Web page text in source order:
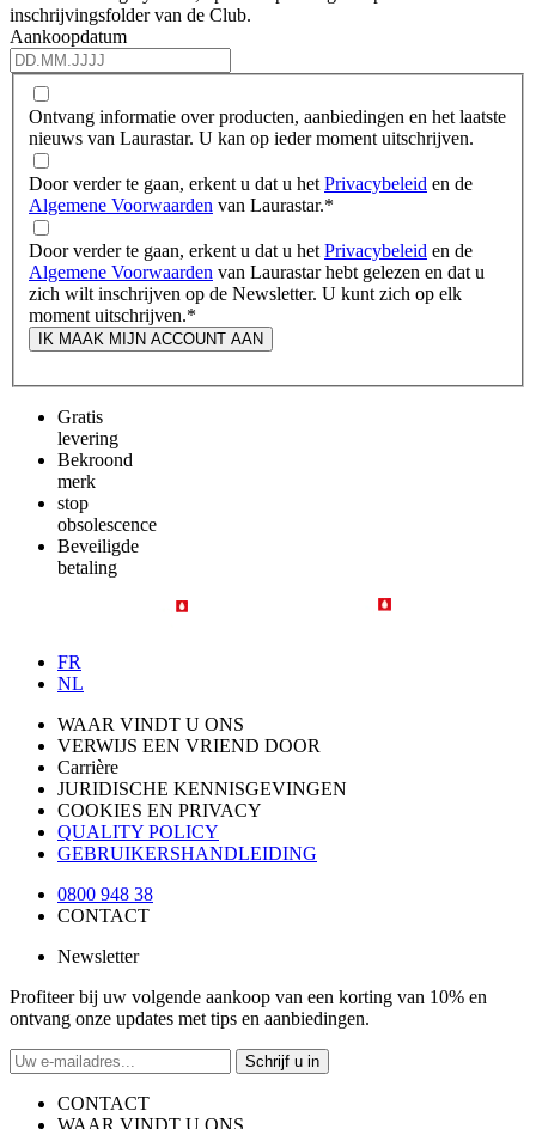
inschrijvingsfolder van de Club.
Aankoopdatum
Ontvang informatie over producten, aanbiedingen en het laatste
nieuws van Laurastar. U kan op ieder moment uitschrijven.
Door verder te gaan, erkent u dat u het Privacybeleid en de
Algemene Voorwaarden van Laurastar.*
Door verder te gaan, erkent u dat u het Privacybeleid en de
Algemene Voorwaarden van Laurastar hebt gelezen en dat u
zich wilt inschrijven op de Newsletter. U kunt zich op elk
moment uitschrijven.*
IK MAAK MIJN ACCOUNT AAN
Gratis
levering
Bekroond
merk
stop
obsolescence
Beveiligde
betaling
FR
NL
WAAR VINDT U ONS
VERWIJS EEN VRIEND DOOR
Carrière
JURIDISCHE KENNISGEVINGEN
COOKIES EN PRIVACY
QUALITY POLICY
GEBRUIKERSHANDLEIDING
0800 948 38
CONTACT
Newsletter
Profiteer bij uw volgende aankoop van een korting van 10% en
ontvang onze updates met tips en aanbiedingen.
Schrijf u in
CONTACT
WAAR VINDT U ONS